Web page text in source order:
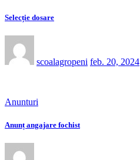
Selecție dosare
scoalagropeni feb. 20, 2024
Anunturi
Anunț angajare fochist